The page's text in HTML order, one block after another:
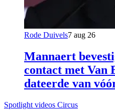
Rode Duivels7 aug 26
Mannaert
contact met Van
dateerde van
Spotlight videos Circus